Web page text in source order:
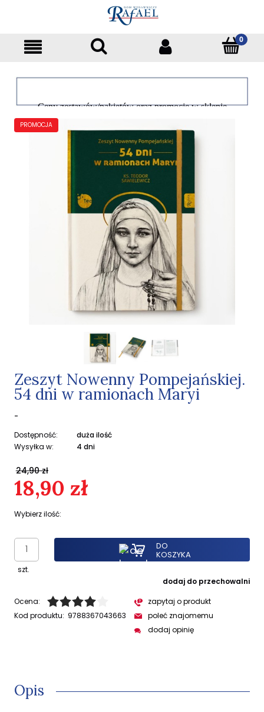
Ceny zestawów/pakietów oraz promocje w sklepie
dotyczą tylko klientów indywidualnych
PROMOCJA
Zeszyt Nowenny Pompejańskiej.
54 dni w ramionach Maryi
-
Dostępność:
duża ilość
Wysyłka w:
4 dni
18,90 zł
Wybierz ilość:
24,90 zł
szt.
DO
KOSZYKA
dodaj do przechowalni
Ocena:
Kod produktu: 9788367043663
zapytaj o produkt
poleć znajomemu
dodaj opinię
Opis